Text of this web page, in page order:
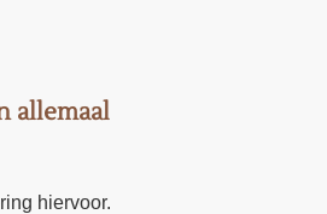
allemaal
hiervoor.